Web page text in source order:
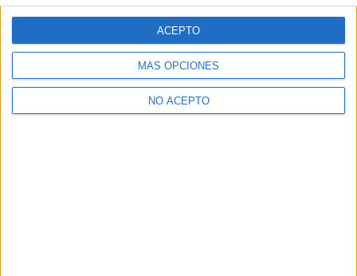
MÁS OPCIONES
NO ACEPTO
ACEPTO